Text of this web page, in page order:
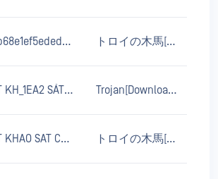
0b68e1ef5edede3dca2b70e04d2df571 トロイの木馬[感染]/JS.Miner
DT KH_1EA2 SÁT KON TUM 22.5HA 1.xls Trojan[Downloader]/MSOffice.Agent.azx
DT KHAO SAT CON CUONG 57HA 1.xls トロイの木馬[ダウンローダー]/MSOffice.Agent.azx